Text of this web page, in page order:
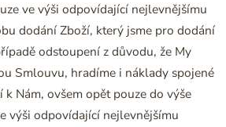
ve výši odpovídající nejlevnějšímu
dodání Zboží, který jsme pro dodání
odstoupení z důvodu, že My
Smlouvu, hradíme i náklady spojené
k Nám, ovšem opět pouze do výše
výši odpovídající nejlevnějšímu